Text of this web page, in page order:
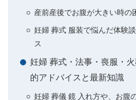
産前産後でお腹が大きい時の
妊婦 葬式 服装で悩んだ体験
ス
妊婦 葬式・法事・喪服・
的アドバイスと最新知識
妊婦 葬儀 鏡 入れ方や、お腹